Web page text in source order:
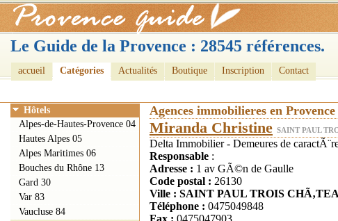
Le Guide de la Provence : 28545 références.
accueil Catégories Actualités Boutique Inscription Contact
Agences immobilieres en Provence
Miranda Christine SAINT PAUL
Delta Immobilier - Demeures de
Responsable :
Adresse : 1 av GÃ©n de Gaulle
Code postal : 26130
Ville : SAINT PAUL TROIS
Téléphone : 0475049848
Fax : 0475047903
Hôtels
Alpes-de-Hautes-Provence 04
Hautes Alpes 05
Alpes Maritimes 06
Bouches du Rhône 13
Gard 30
Var 83
Vaucluse 84